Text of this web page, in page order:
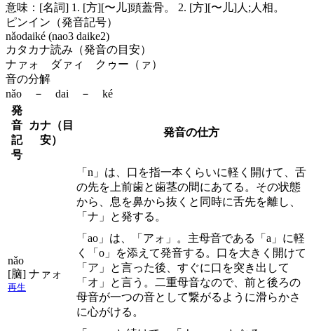
意味： [名詞] 1. [方][〜儿]頭蓋骨。 2. [方][〜儿]人;人相。
ピンイン（発音記号）
nǎodaiké (nao3 daike2)
カタカナ読み（発音の目安）
ナァォ ダァィ クゥー（ァ）
音の分解
nǎo － dai － ké
発
音
記
号
カナ（目
安）
発音の仕方
nǎo
[脑]
再生
ナァォ
「n」は、口を指一本くらいに軽く開けて、舌
の先を上前歯と歯茎の間にあてる。その状態
から、息を鼻から抜くと同時に舌先を離し、
「ナ」と発する。
「ao」は、「アォ」。主母音である「a」に軽
く「o」を添えて発音する。口を大きく開けて
「ア」と言った後、すぐに口を突き出して
「オ」と言う。二重母音なので、前と後ろの
母音が一つの音として繋がるように滑らかさ
に心がける。